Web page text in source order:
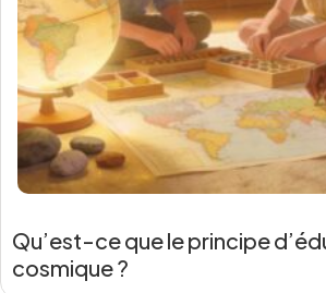
Qu’est-ce que le principe
cosmique ?